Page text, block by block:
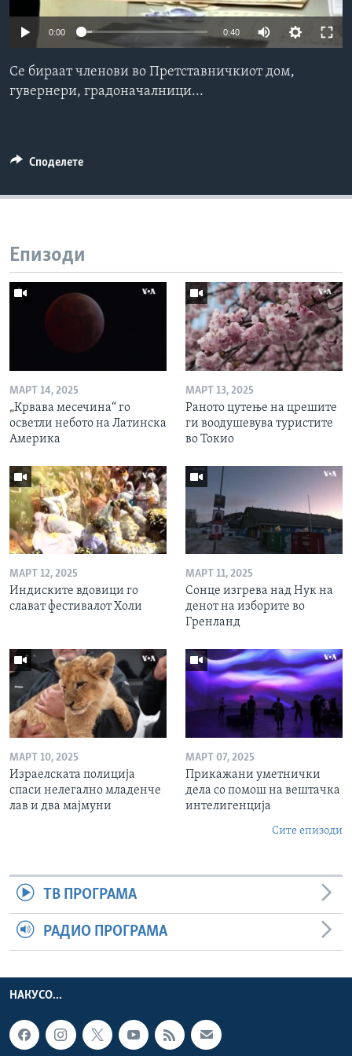
ИНТЕРВЈУА
Јазици
0:00 0:40
Се бираат членови во Претставничкиот дом,
гувернери, градоначалници...
Споделете
Епизоди
МАРТ 14, 2025
„Крвава месечина“ го
осветли небото на Латинска
Америка
МАРТ 13, 2025
Раното цутење на црешите
ги воодушевува туристите
во Токио
МАРТ 12, 2025
Индиските вдовици го
слават фестивалот Холи
МАРТ 11, 2025
Сонце изгрева над Нук на
денот на изборите во
Гренланд
МАРТ 10, 2025
Израелската полиција
спаси нелегално младенче
лав и два мајмуни
МАРТ 07, 2025
Прикажани уметнички
дела со помош на вештачка
интелигенција
Сите епизоди
ТВ ПРОГРАМА
РАДИО ПРОГРАМА
НАКУСО...